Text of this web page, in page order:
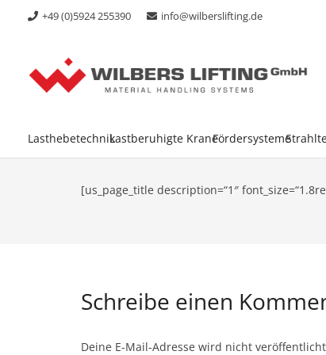
+49 (0)5924 255390 info@wilberslifting.de
LasthebetechnikLastberuhigte KraneFördersysteme
[us_page_title description=“1″
Schreibe einen
Deine E-Mail-Adresse wird nicht